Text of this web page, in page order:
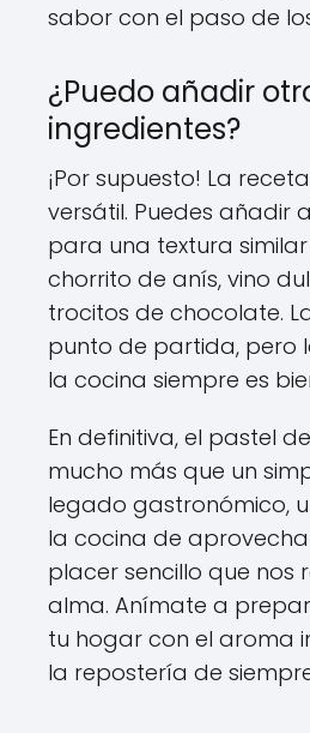
sabor con el paso de
¿Puedo añadir
ingredientes?
¡Por supuesto! La
versátil. Puedes añadir
para una textura
chorrito de anís, vino
trocitos de chocolate.
punto de partida, pero
la cocina siempre es
En definitiva, el pastel
mucho más que un
legado gastronómico,
la cocina de
placer sencillo que nos
alma. Anímate a
tu hogar con el aroma
la repostería de